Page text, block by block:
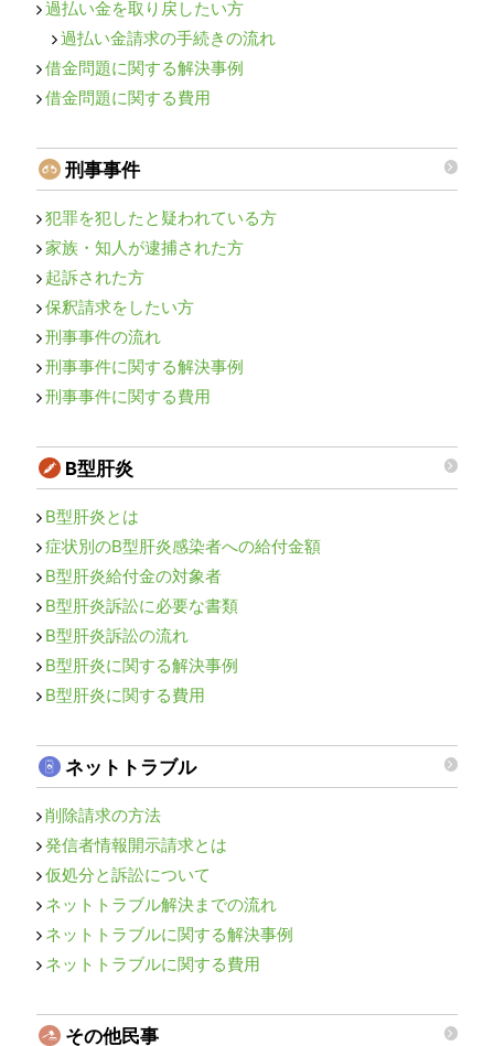
過払い金を取り戻したい方
過払い金請求の手続きの流れ
借金問題に関する解決事例
借金問題に関する費用
刑事事件
犯罪を犯したと疑われている方
家族・知人が逮捕された方
起訴された方
保釈請求をしたい方
刑事事件の流れ
刑事事件に関する解決事例
刑事事件に関する費用
B型肝炎
B型肝炎とは
症状別のB型肝炎感染者への給付金額
B型肝炎給付金の対象者
B型肝炎訴訟に必要な書類
B型肝炎訴訟の流れ
B型肝炎に関する解決事例
B型肝炎に関する費用
ネットトラブル
削除請求の方法
発信者情報開示請求とは
仮処分と訴訟について
ネットトラブル解決までの流れ
ネットトラブルに関する解決事例
ネットトラブルに関する費用
その他民事